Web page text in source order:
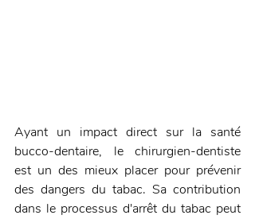
Ayant un impact direct sur la santé
bucco-dentaire, le chirurgien-dentiste
est un des mieux placer pour prévenir
des dangers du tabac. Sa contribution
dans le processus d'arrêt du tabac peut